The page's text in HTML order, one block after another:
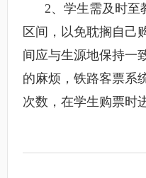
2、学生需及时至
区间，以免耽搁自己
间应与生源地保持一
的麻烦，铁路客票系
次数，在学生购票时